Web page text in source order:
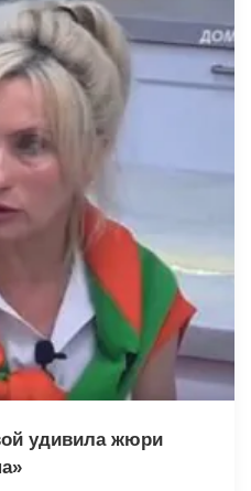
удивила жюри